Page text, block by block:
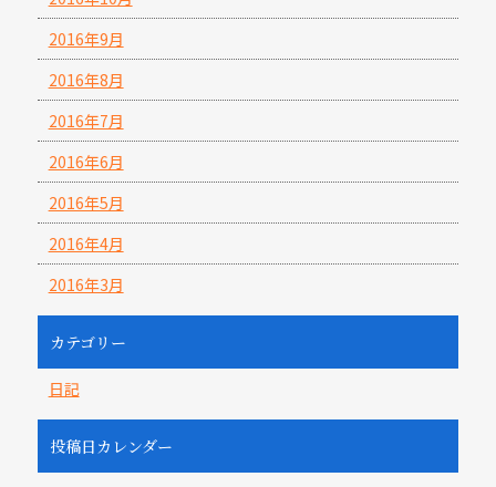
2016年9月
2016年8月
2016年7月
2016年6月
2016年5月
2016年4月
2016年3月
カテゴリー
日記
投稿日カレンダー